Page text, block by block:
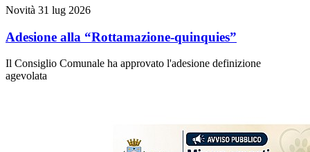
Novità 31 lug 2026
Adesione alla “Rottamazione-quinquies”
Il Consiglio Comunale ha approvato l'adesione definizione
agevolata